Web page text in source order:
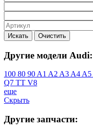
Искать Очистить
Другие модели Audi:
100 80 90 A1 A2 A3 A4 A5
Q7 TT V8
еще
Скрыть
Другие запчасти: